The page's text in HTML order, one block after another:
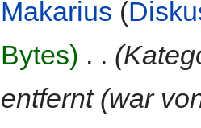
Makarius (
Bytes) . .
entfernt (war